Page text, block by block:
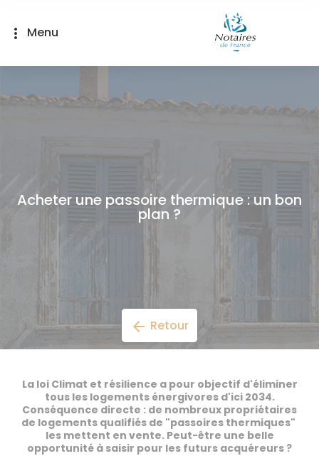
more_vert Menu
Acheter une passoire thermique : un bon
plan ?
arrow_back Retour
La loi Climat et résilience a pour objectif d'éliminer
tous les logements énergivores d'ici 2034.
Conséquence directe : de nombreux propriétaires
de logements qualifiés de "passoires thermiques"
les mettent en vente. Peut-être une belle
opportunité à saisir pour les futurs acquéreurs ?